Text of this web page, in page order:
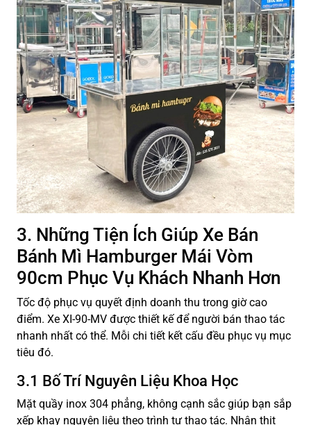
3. Những Tiện Ích Giúp Xe Bán
Bánh Mì Hamburger Mái Vòm
90cm Phục Vụ Khách Nhanh Hơn
Tốc độ phục vụ quyết định doanh thu trong giờ cao
điểm. Xe XI-90-MV được thiết kế để người bán thao tác
nhanh nhất có thể. Mỗi chi tiết kết cấu đều phục vụ mục
tiêu đó.
3.1 Bố Trí Nguyên Liệu Khoa Học
Mặt quầy inox 304 phẳng, không cạnh sắc giúp bạn sắp
xếp khay nguyên liệu theo trình tự thao tác. Nhân thịt